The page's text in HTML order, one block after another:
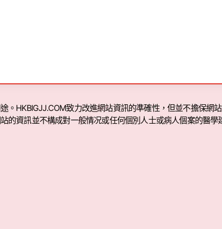
。HKBIGJJ.COM致力改進網站資訊的準確性，但並不擔保
的資訊並不構成對一般情况或任何個別人士或病人個案的醫